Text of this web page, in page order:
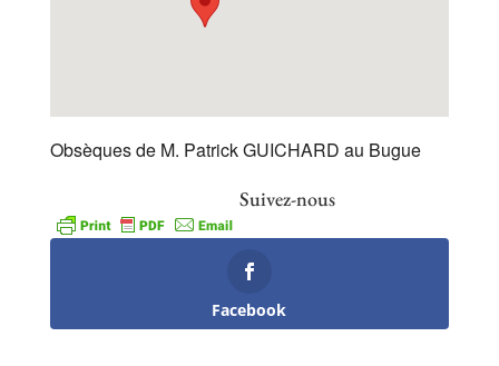
Obsèques de M. Patrick GUICHARD au Bugue
Suivez-nous
Facebook